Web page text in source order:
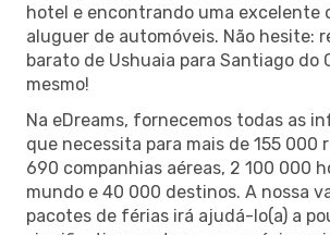
hotel e encontrando uma excelente
aluguer de automóveis. Não hesite:
barato de Ushuaia para Santiago do
mesmo!
Na eDreams, fornecemos todas as
que necessita para mais de 155 000
690 companhias aéreas, 2 100 000
mundo e 40 000 destinos. A nossa
pacotes de férias irá ajudá-lo(a) a